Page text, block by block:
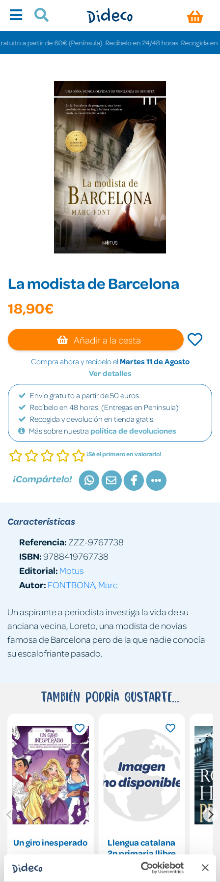
a partir de 60€ (Península). Recíbelo en 24/48 horas. Recogida en
La modista de Barcelona
18,90€
Añadir a la cesta
Compra ahora y recíbelo el Martes 11 de Agosto
Ver detalles
Envío gratuito a partir de 50 euros.
Recíbelo en 48 horas. (Entregas en Península)
Recogida y devolución en tienda gratis.
Más sobre nuestra política de devoluciones
¡Sé el primero en valorarlo!
¡Compártelo!
Un aspirante a periodista investiga la vida de su
anciana vecina, Loreto, una modista de novias
famosa de Barcelona pero de la que nadie conocía
su escalofriante pasado.
Características
Referencia: ZZZ-9767738
ISBN:9788419767738
Editorial: Motus
Autor: FONTBONA, Marc
También podría gustarte...
Un giro inesperado
Llengua catalana
2n primaria llibre
de l´alumne